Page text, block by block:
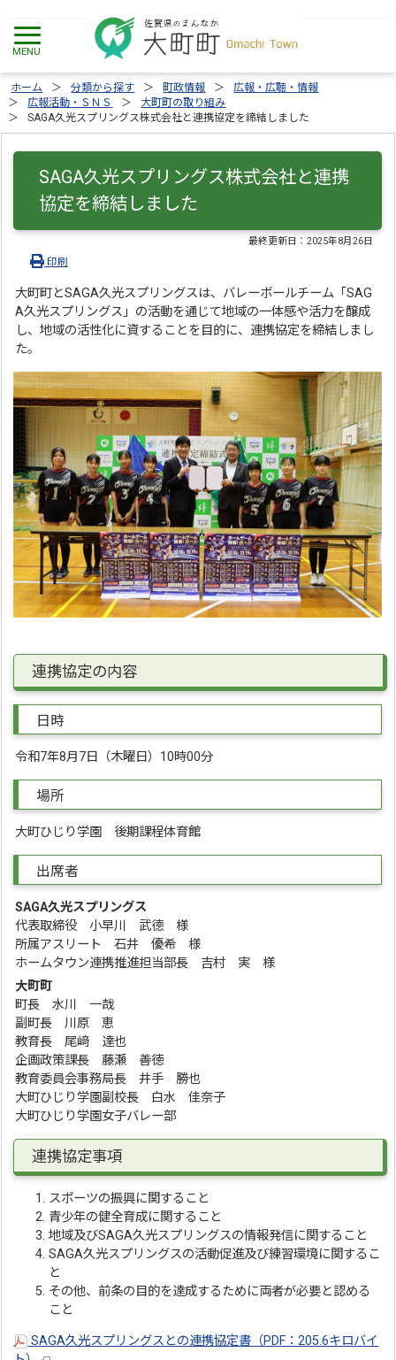
ホーム 分類から探す 町政情報
広報・広聴・情報
広報活動・ＳＮＳ
大町町の取り組み
SAGA久光スプリングス株式会社と連携協定を締結しました
SAGA久光スプリングス株式会社と連携
協定を締結しました
最終更新日：2025年8月26日
印刷
大町町とSAGA久光スプリングスは、バレーボールチーム「SAG
A久光スプリングス」の活動を通じて地域の一体感や活力を醸成
し、地域の活性化に資することを目的に、連携協定を締結しまし
た。
連携協定の内容
日時
令和7年8月7日（木曜日）10時00分
場所
大町ひじり学園 後期課程体育館
出席者
SAGA久光スプリングス
代表取締役 小早川 武德 様
所属アスリート 石井 優希 様
ホームタウン連携推進担当部長 吉村 実 様
大町町
町長 水川 一哉
副町長 川原 恵
教育長 尾﨑 達也
企画政策課長 藤瀬 善徳
教育委員会事務局長 井手 勝也
大町ひじり学園副校長 白水 佳奈子
大町ひじり学園女子バレー部
連携協定事項
スポーツの振興に関すること
青少年の健全育成に関すること
地域及びSAGA久光スプリングスの情報発信に関すること
SAGA久光スプリングスの活動促進及び練習環境に関するこ
と
その他、前条の目的を達成するために両者が必要と認める
こと
SAGA久光スプリングスとの連携協定書（PDF：205.6キロバイ